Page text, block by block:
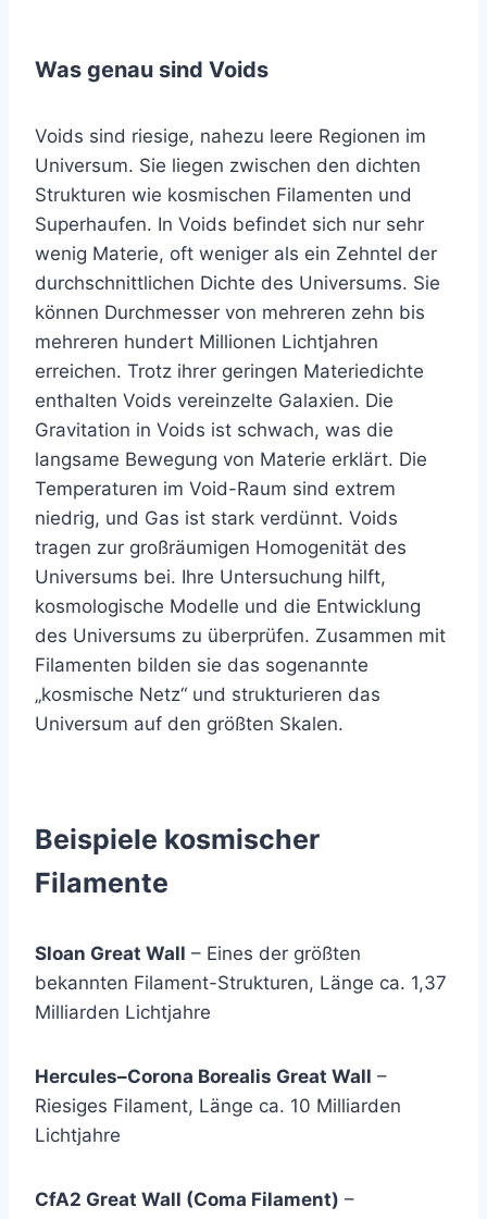
Was genau sind Voids
Voids sind riesige, nahezu leere Regionen im
Universum. Sie liegen zwischen den dichten
Strukturen wie kosmischen Filamenten und
Superhaufen. In Voids befindet sich nur sehr
wenig Materie, oft weniger als ein Zehntel der
durchschnittlichen Dichte des Universums. Sie
können Durchmesser von mehreren zehn bis
mehreren hundert Millionen Lichtjahren
erreichen. Trotz ihrer geringen Materiedichte
enthalten Voids vereinzelte Galaxien. Die
Gravitation in Voids ist schwach, was die
langsame Bewegung von Materie erklärt. Die
Temperaturen im Void-Raum sind extrem
niedrig, und Gas ist stark verdünnt. Voids
tragen zur großräumigen Homogenität des
Universums bei. Ihre Untersuchung hilft,
kosmologische Modelle und die Entwicklung
des Universums zu überprüfen. Zusammen mit
Filamenten bilden sie das sogenannte
„kosmische Netz“ und strukturieren das
Universum auf den größten Skalen.
Beispiele kosmischer
Filamente
Sloan Great Wall – Eines der größten
bekannten Filament-Strukturen, Länge ca. 1,37
Milliarden Lichtjahre
Hercules–Corona Borealis Great Wall –
Riesiges Filament, Länge ca. 10 Milliarden
Lichtjahre
CfA2 Great Wall (Coma Filament) –